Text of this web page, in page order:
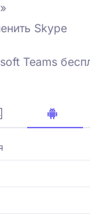
Skype
Teams